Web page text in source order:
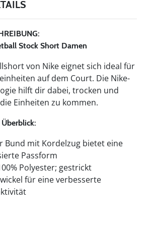
Stock Short Damen
von Nike eignet sich ideal für
auf dem Court. Die Nike-
hilft dir dabei, trocken und
Einheiten zu kommen.
Bund mit Kordelzug bietet eine
Passform
Polyester; gestrickt
für eine verbesserte